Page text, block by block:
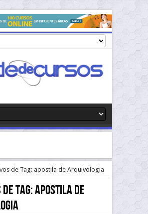
de Tag: apostila de Arquivologia
Tag:apostila de